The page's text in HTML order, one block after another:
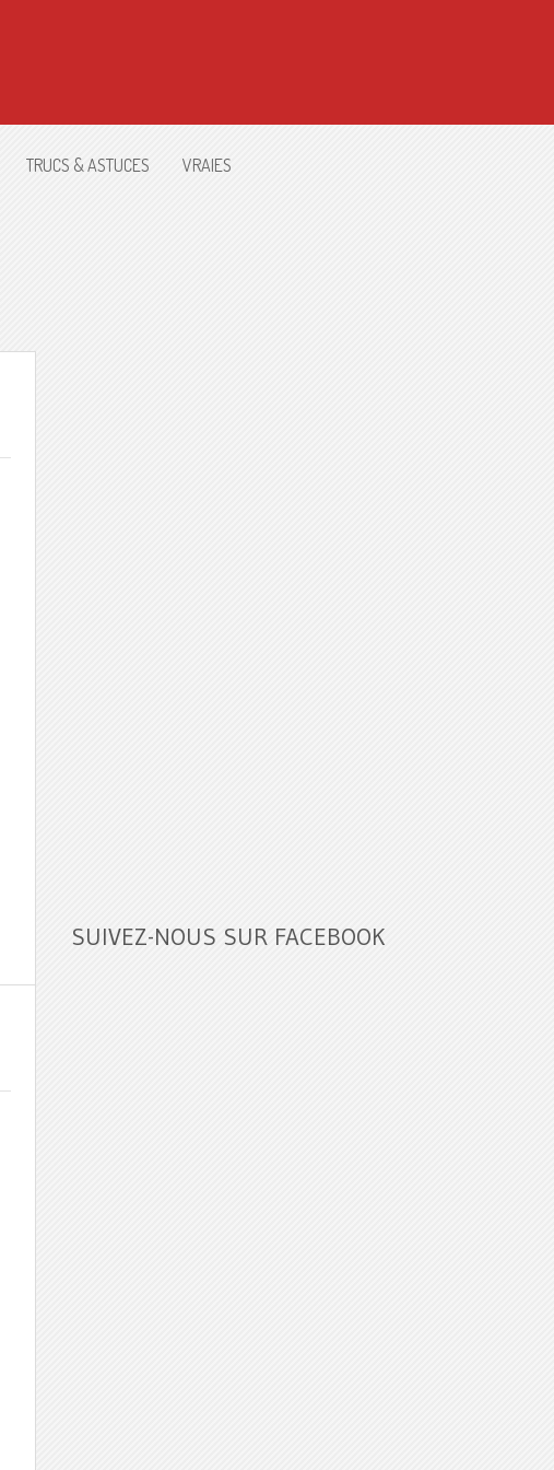
TRUCS & ASTUCES VRAIES
SUIVEZ-NOUS SUR FACEBOOK